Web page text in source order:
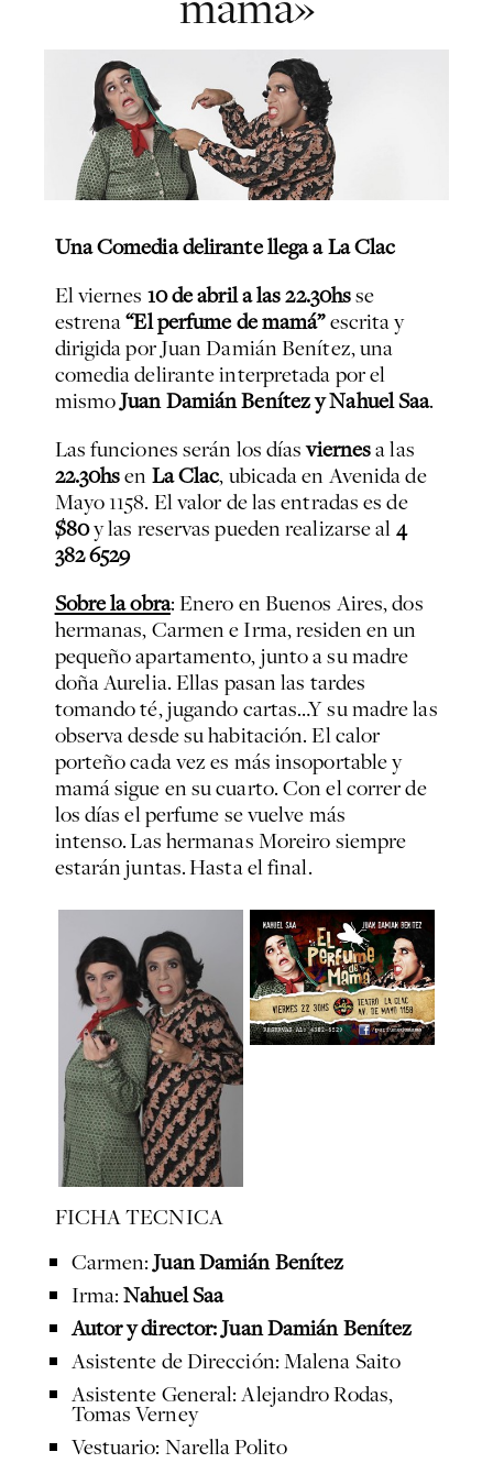
Una Comedia delirante llega a La Clac
El viernes 10 de abril a las 22.30hsse
estrena“El perfume de mamá”escrita y
dirigida por Juan Damián Benítez, una
comedia delirante interpretada por el
mismoJuan Damián Benítez y Nahuel Saa.
Las funciones serán los díasviernesa las
22.30hsenLa Clac, ubicada en Avenida de
Mayo 1158. El valor de las entradas es de
$80y las reservas pueden realizarse al4
382 6529
Sobre la obra: Enero en Buenos Aires, dos
hermanas, Carmen e Irma, residen en un
pequeño apartamento, junto a su madre
doña Aurelia. Ellas pasan las tardes
tomando té, jugando cartas…Y su madre las
observa desde su habitación. El calor
porteño cada vez es más insoportable y
mamá sigue en su cuarto. Con el correr de
los días el perfume se vuelve más
intenso. Las hermanas Moreiro siempre
estarán juntas. Hasta el final.
FICHA TECNICA
Carmen:Juan Damián Benítez
Irma:Nahuel Saa
Autor y director: Juan Damián Benítez
Asistente de Dirección: Malena Saito
Asistente General: Alejandro Rodas,
Tomas Verney
Vestuario: Narella Polito